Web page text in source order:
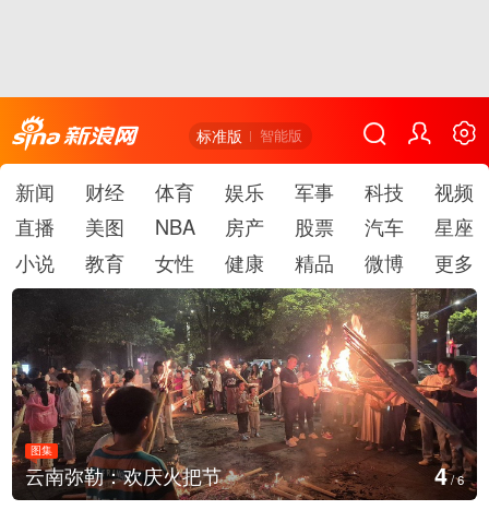
标准版 智能版
新闻 财经 体育 娱乐 军事 科技
视频
直播
美图 NBA 房产 股票 汽车
星座
小说
教育 女性 健康 精品 微博 更多
图集
云南弥勒：欢庆火把节 4/6